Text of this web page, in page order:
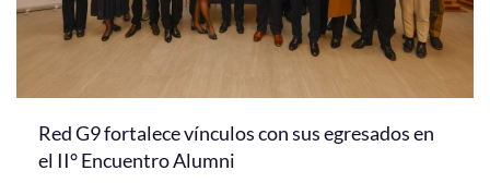
Red G9 fortalece vínculos con sus egresados en
el II° Encuentro Alumni